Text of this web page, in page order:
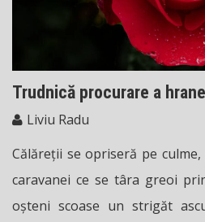
Trudnică procurare a
Liviu Radu
Călăreţii se opriseră pe
caravanei ce se târa greoi
oşteni scoase un strigăt